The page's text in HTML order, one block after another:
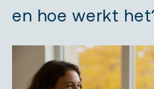
en hoe werkt